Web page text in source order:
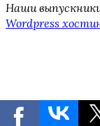
Наши
Wordpress